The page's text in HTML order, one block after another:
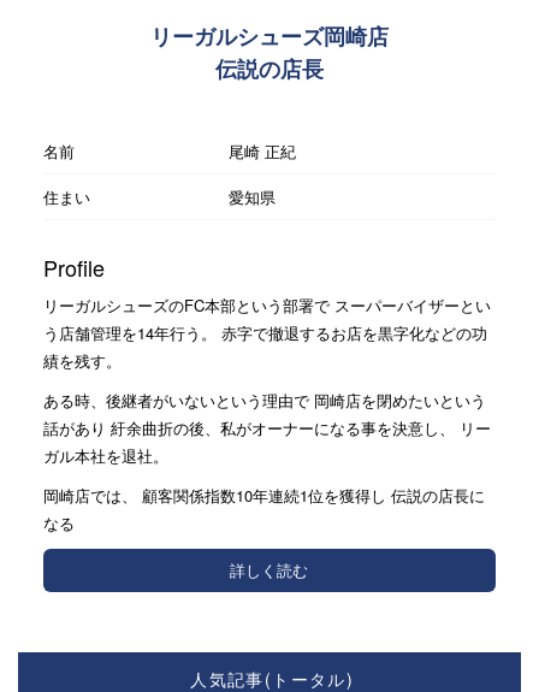
リーガルシューズ岡崎店
伝説の店長
名前
尾崎 正紀
住まい
愛知県
Profile
リーガルシューズのFC本部という部署で スーパーバイザーとい
う店舗管理を14年行う。 赤字で撤退するお店を黒字化などの功
績を残す。
ある時、後継者がいないという理由で 岡崎店を閉めたいという
話があり 紆余曲折の後、私がオーナーになる事を決意し、 リー
ガル本社を退社。
岡崎店では、 顧客関係指数10年連続1位を獲得し 伝説の店長に
なる
詳しく読む
人気記事(トータル)